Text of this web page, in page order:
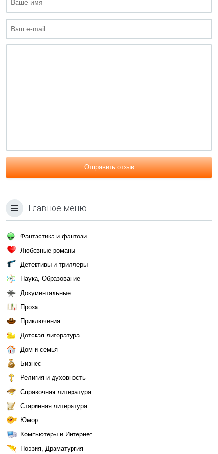
Отправить отзыв
Главное меню
Фантастика и фэнтези
Любовные романы
Детективы и триллеры
Наука, Образование
Документальные
Проза
Приключения
Детская литература
Дом и семья
Бизнес
Религия и духовность
Справочная литература
Старинная литература
Юмор
Компьютеры и Интернет
Поэзия, Драматургия